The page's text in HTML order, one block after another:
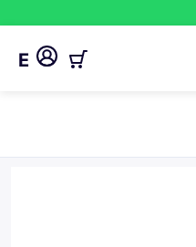
E